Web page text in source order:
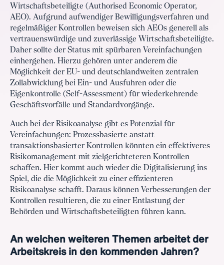
Wirtschaftsbeteiligte (Authorised Economic Operator,
AEO). Aufgrund aufwendiger Bewilligungsverfahren und
regelmäßiger Kontrollen beweisen sich AEOs generell als
vertrauenswürdige und zuverlässige Wirtschaftsbeteiligte.
Daher sollte der Status mit spürbaren Vereinfachungen
einhergehen. Hierzu gehören unter anderem die
Möglichkeit der EU- und deutschlandweiten zentralen
Zollabwicklung bei Ein- und Ausfuhren oder die
Eigenkontrolle (Self-Assessment) für wiederkehrende
Geschäftsvorfälle und Standardvorgänge.
Auch bei der Risikoanalyse gibt es Potenzial für
Vereinfachungen: Prozessbasierte anstatt
transaktionsbasierter Kontrollen könnten ein effektiveres
Risikomanagement mit zielgerichteteren Kontrollen
schaffen. Hier kommt auch wieder die Digitalisierung ins
Spiel, die die Möglichkeit zu einer effizienteren
Risikoanalyse schafft. Daraus können Verbesserungen der
Kontrollen resultieren, die zu einer Entlastung der
Behörden und Wirtschaftsbeteiligten führen kann.
An welchen weiteren Themen arbeitet der
Arbeitskreis in den kommenden Jahren?